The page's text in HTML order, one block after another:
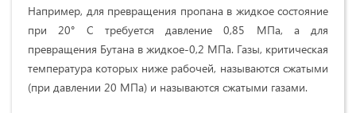
Например, для превращения пропана в жидкое состояние
при 20° С требуется давление 0,85 МПа, а для
превращения Бутана в жидкое-0,2 МПа. Газы, критическая
температура которых ниже рабочей, называются сжатыми
(при давлении 20 МПа) и называются сжатыми газами.